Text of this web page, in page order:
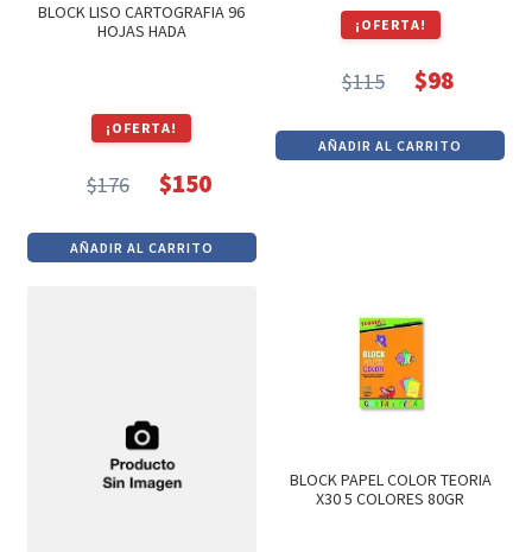
BLOCK LISO CARTOGRAFIA 96
HOJAS HADA
¡OFERTA!
$176
precio
original
$150
precio
actual
AÑADIR AL CARRITO
¡OFERTA!
$115
precio
original
$98
precio
actual
AÑADIR AL CARRITO
BLOCK PAPEL COLOR TEORIA
X30 5 COLORES 80GR